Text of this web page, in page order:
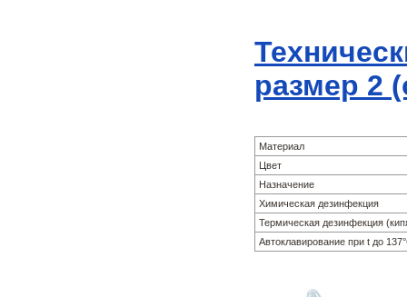
размер 2
Материал
Цвет
Назначение
Химическая дезинфекция
Термическая дезинфекция
Автоклавирование при t до